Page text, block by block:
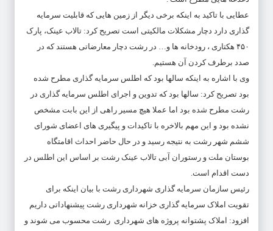
عطایی با تاکید به اینکه برخی دیگر از زمین هایی که قابلیت سرمایه
گذاری دارد دچار مشکلات مالکیتی است تصریح کرد: تالاب عینک، پارک
۴۵۰ هکتاری ، رودخانه ها و… در رشت دچار معارضاتی هستند که در
صدد برطرف کردن آن هستیم.
وی با اشاره به اینکه سالها بود که اطلس سرمایه گذاری مطرح شده
بود تصریح کرد: سالها بود که تدوین و اجرای اطلس سرمایه گذاری در
رشت مطرح شده بود اما عملا هیچ مسیر راهی از این بابت مشخص
نشده بود و این مهم بالاخره با تاکیدات و پیگیری های اعضای شورای
ششم شهر رشت به نتیجه رسید و در حال حاضر احداث اقامتگاه
بوستان ملت و رستوران آبی تالاب عینک رشت بر اساس این اطلس در
دست اقدام است.
رئیس سازمان سرمایه گذاری شهرداری رشت با بیان اینکه برای
تقویت املاک سرمایه گذاری خزانه شهرداری رشت پیشنهاداتی داریم
افزود: املاک پشتوانه پروژه های شهرداری رشت محسوب می شوند و